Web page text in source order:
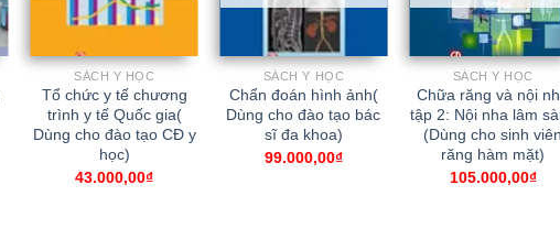
SÁCH Y HỌC
Tổ chức y tế chương
trình y tế Quốc gia(
Dùng cho đào tạo CĐ y
học)
43.000,00₫
SÁCH Y HỌC
Chẩn đoán hình ảnh(
Dùng cho đào tạo bác
sĩ đa khoa)
99.000,00₫
SÁCH Y HỌC
Chữa răng và nội
tập 2: Nội nha lâm
(Dùng cho sinh viên
răng hàm mặt)
105.000,00₫